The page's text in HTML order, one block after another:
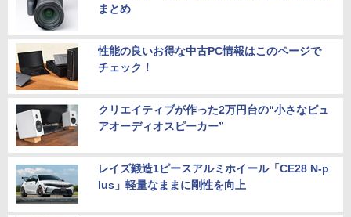
まとめ
性能の良いお得な中古PC情報はこのページで
チェック！
クリエイティブが作った2万円台の“小さなピュ
アオーディオスピーカー”
レイズ鍛造1ピースアルミホイール「CE28 N-p
lus」軽量なままに剛性を向上